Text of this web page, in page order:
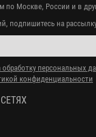
по Москве, России и в
подпишитесь на
обработку персональных
конфиденциальности